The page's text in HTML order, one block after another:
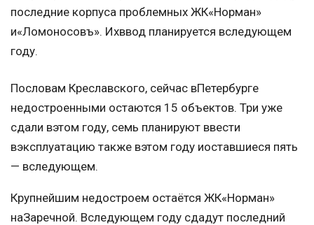
последние корпуса проблемных ЖК«Норман»
и«Ломоносовъ». Ихввод планируется вследующем
году.
Пословам Креславского, сейчас вПетербурге
недостроенными остаются 15 объектов. Три уже
сдали вэтом году, семь планируют ввести
вэксплуатацию также вэтом году иоставшиеся пять
— вследующем.
Крупнейшим недостроем остаётся ЖК«Норман»
наЗаречной. Вследующем году сдадут последний